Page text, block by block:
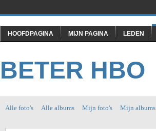
HOOFDPAGINA MIJN PAGINA LEDEN
BETER HBO
Alle foto's Alle albums Mijn foto's Mijn albums